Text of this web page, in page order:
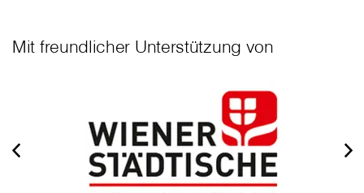
Mit freundlicher Unterstützung von